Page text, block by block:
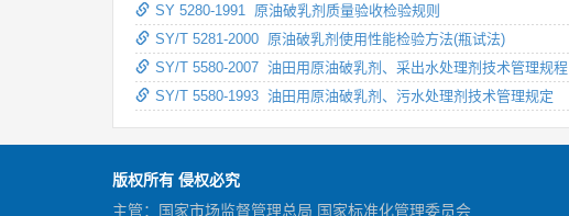
SY 5280-1991 原油破乳剂质量验收检验规则
SY/T 5281-2000 原油破乳剂使用性能检验方法(瓶试法)
SY/T 5580-2007 油田用原油破乳剂、采出水处理剂技术管理规程
SY/T 5580-1993 油田用原油破乳剂、污水处理剂技术管理规定
版权所有 侵权必究
主管：国家市场监督管理总局 国家标准化管理委员会